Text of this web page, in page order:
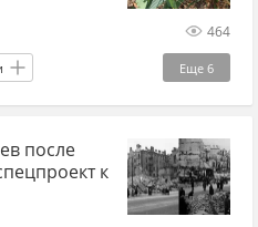
464
Еще 6
Кривой Рог
атакапосле
к